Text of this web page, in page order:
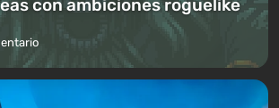
con ambiciones roguelike